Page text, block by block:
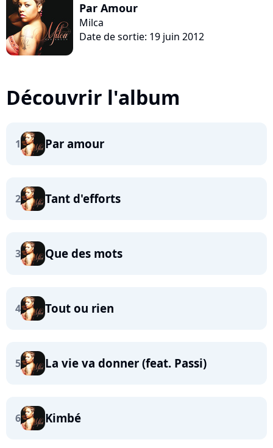
Par Amour
Milca
Date de sortie: 19 juin 2012
Découvrir l'album
1 Par amour
2 Tant d'efforts
3 Que des mots
4 Tout ou rien
5 La vie va donner (feat. Passi)
6 Kimbé